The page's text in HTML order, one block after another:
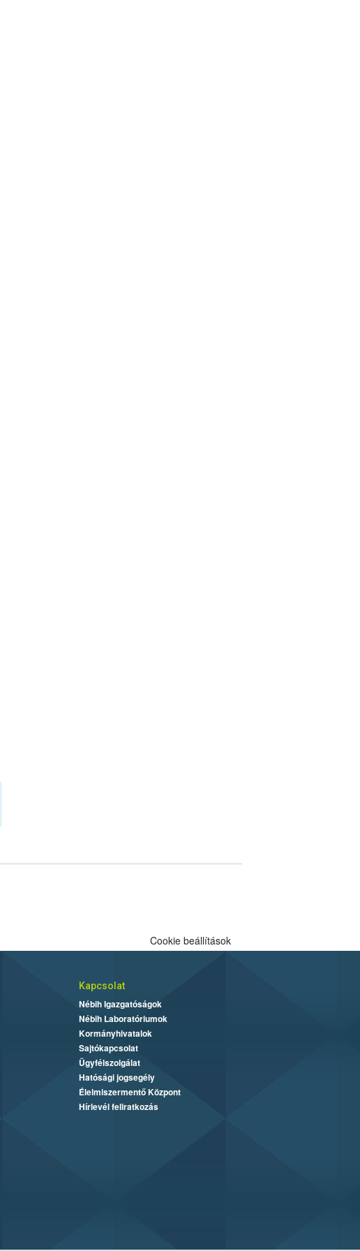
Cookie beállítások
Kapcsolat
Nébih Igazgatóságok
Nébih Laboratóriumok
Kormányhivatalok
Sajtókapcsolat
Ügyfélszolgálat
Hatósági jogsegély
Élelmiszermentő Központ
Hírlevél feliratkozás